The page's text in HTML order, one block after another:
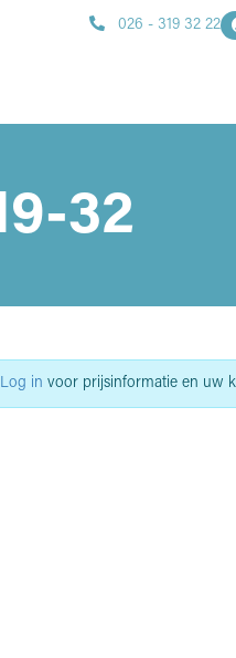
026 - 319 32 22
32
Log in voor prijsinformatie en uw